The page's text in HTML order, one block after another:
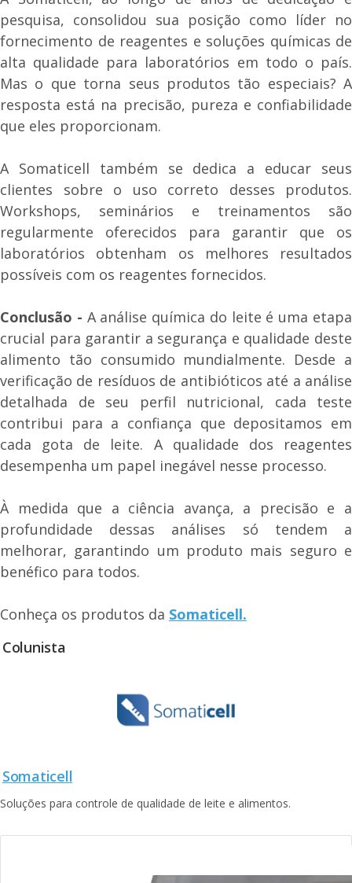
pesquisa, consolidou sua posição como líder no
fornecimento de reagentes e soluções químicas de
alta qualidade para laboratórios em todo o país.
Mas o que torna seus produtos tão especiais? A
resposta está na precisão, pureza e confiabilidade
que eles proporcionam.
A Somaticell também se dedica a educar seus
clientes sobre o uso correto desses produtos.
Workshops, seminários e treinamentos são
regularmente oferecidos para garantir que os
laboratórios obtenham os melhores resultados
possíveis com os reagentes fornecidos.
Conclusão - A análise química do leite é uma etapa
crucial para garantir a segurança e qualidade deste
alimento tão consumido mundialmente. Desde a
verificação de resíduos de antibióticos até a análise
detalhada de seu perfil nutricional, cada teste
contribui para a confiança que depositamos em
cada gota de leite. A qualidade dos reagentes
desempenha um papel inegável nesse processo.
À medida que a ciência avança, a precisão e a
profundidade dessas análises só tendem a
melhorar, garantindo um produto mais seguro e
benéfico para todos.
Conheça os produtos da Somaticell.
Colunista
Somaticell
Soluções para controle de qualidade de leite e alimentos.